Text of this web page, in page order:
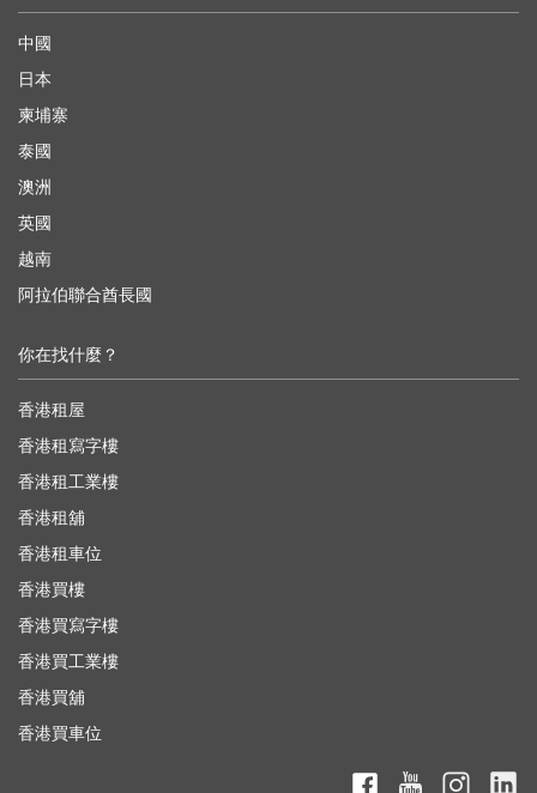
中國
日本
柬埔寨
泰國
澳洲
英國
越南
阿拉伯聯合酋長國
你在找什麼？
香港租屋
香港租寫字樓
香港租工業樓
香港租舖
香港租車位
香港買樓
香港買寫字樓
香港買工業樓
香港買舖
香港買車位